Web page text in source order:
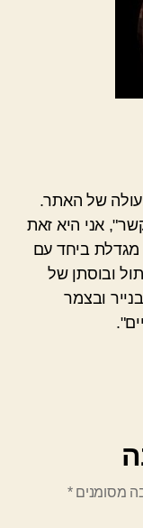
של האתר.
אני היא זאת
מגדלת ביחד עם
ובוסתן של
ובצמר
מסומנים*